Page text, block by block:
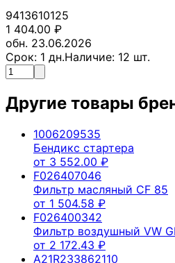
9413610125
1 404.00 ₽
обн. 23.06.2026
Срок: 1 дн.Наличие: 12 шт.
Другие товары
1006209535
Бендикс стартера
от 3 552.00 ₽
F026407046
Фильтр масляный CF 85
от 1 504.58 ₽
F026400342
Фильтр воздушный VW
от 2 172.43 ₽
A21R233862110